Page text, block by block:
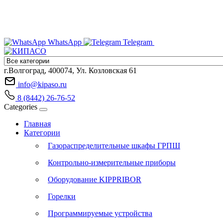
WhatsApp Telegram
г.Волгоград, 400074, Ул. Козловская 61
info@kipaso.ru
8 (8442) 26-76-52
Categories
Главная
Категории
Газораспределительные шкафы ГРПШ
Контрольно-измерительные приборы
Оборудование KIPPRIBOR
Горелки
Программируемые устройства